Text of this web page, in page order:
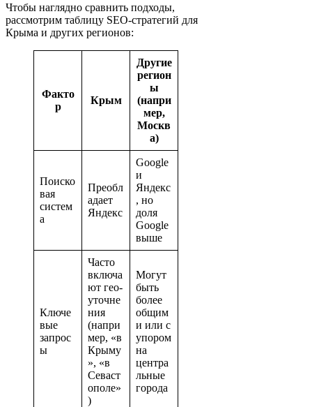
Чтобы наглядно сравнить подходы,
рассмотрим таблицу SEO-стратегий для
Крыма и других регионов:
Факто
р
Крым
Другие
регион
ы
(напри
мер,
Москв
а)
Поиско
вая
систем
а
Преобл
адает
Яндекс
Google
и
Яндекс
, но
доля
Google
выше
Ключе
вые
запрос
ы
Часто
включа
ют гео-
уточне
ния
(напри
мер, «в
Крыму
», «в
Севаст
ополе»
)
Могут
быть
более
общим
и или с
упором
на
центра
льные
города